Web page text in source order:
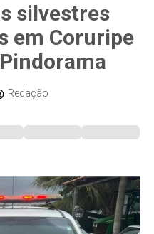
silvestres
em Coruripe
Redação